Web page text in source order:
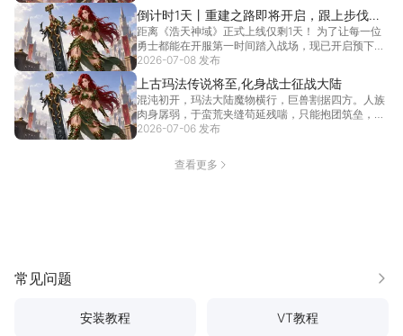
倒计时1天丨重建之路即将开启，跟上步伐重
建文明社会 ！
距离《浩天神域》正式上线仅剩1天！ 为了让每一位
勇士都能在开服第一时间踏入战场，现已开启预下载
通道！... [详情]
2026-07-08 发布
上古玛法传说将至,化身战士征战大陆
混沌初开，玛法大陆魔物横行，巨兽割据四方。人族
肉身孱弱，于蛮荒夹缝苟延残喘，只能抱团筑垒，抵
御异兽侵... [详情]
2026-07-06 发布
查看更多
常见问题 更多
安装教程 VT教程